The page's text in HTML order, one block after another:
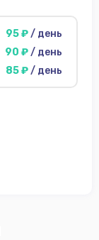
95 ₽/ день
90 ₽/ день
85 ₽/ день